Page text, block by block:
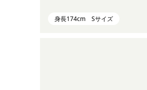
身長174cm Sサイズ